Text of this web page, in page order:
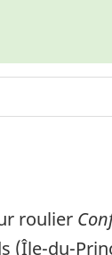
roulier
(Île-du-